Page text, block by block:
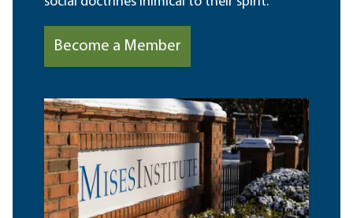
Become a Member